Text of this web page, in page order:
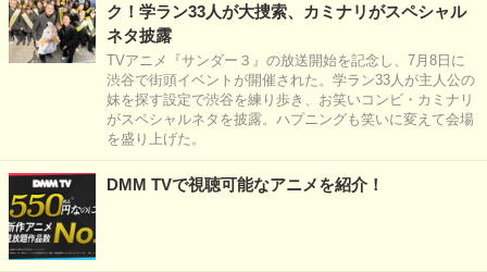
ク！学ラン33人が大捜索、カミナリがスペシャル
ネタ披露
TVアニメ『サンダー３』の放送開始を記念し、7月8日に
渋谷で街頭イベントが開催された。学ラン33人が主人公の
妹を探す設定で渋谷を練り歩き、お笑いコンビ・カミナリ
がスペシャルネタを披露。ハプニングも笑いに変えて会場
を盛り上げた。
DMM TVで視聴可能なアニメを紹介！